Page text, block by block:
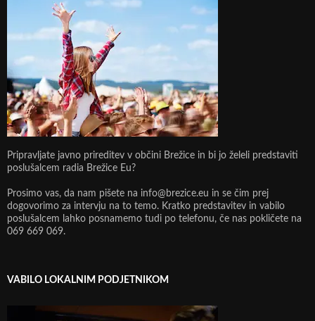
Pripravljate javno prireditev v občini Brežice in bi jo želeli predstaviti
poslušalcem radia Brežice Eu?
Prosimo vas, da nam pišete na info@brezice.eu in se čim prej
dogovorimo za intervju na to temo. Kratko predstavitev in vabilo
poslušalcem lahko posnamemo tudi po telefonu, če nas pokličete na
069 669 069.
VABILO LOKALNIM PODJETNIKOM